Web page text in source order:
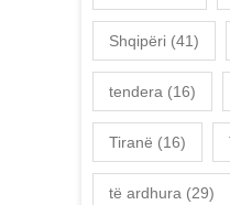
Shqipëri (41)
tendera (16)
Tiranë (16)
të ardhura (29)